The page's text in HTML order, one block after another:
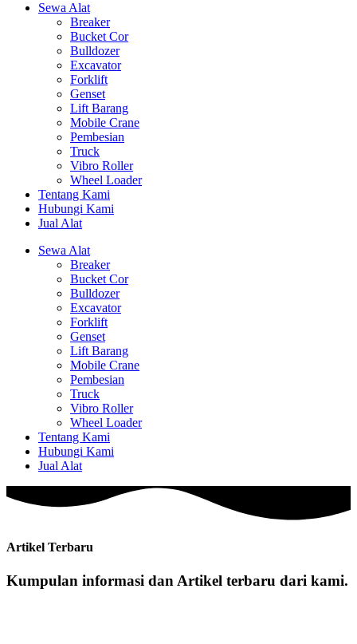
Sewa Alat
Breaker
Bucket Cor
Bulldozer
Excavator
Forklift
Genset
Lift Barang
Mobile Crane
Pembesian
Truck
Vibro Roller
Wheel Loader
Tentang Kami
Hubungi Kami
Jual Alat
Sewa Alat
Breaker
Bucket Cor
Bulldozer
Excavator
Forklift
Genset
Lift Barang
Mobile Crane
Pembesian
Truck
Vibro Roller
Wheel Loader
Tentang Kami
Hubungi Kami
Jual Alat
Artikel Terbaru
Kumpulan informasi dan Artikel terbaru dari kami.